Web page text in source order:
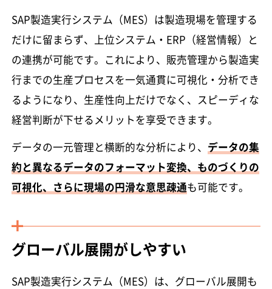
SAP製造実行システム（MES）は製造現場を管理する
だけに留まらず、上位システム・ERP（経営情報）と
の連携が可能です。これにより、販売管理から製造実
行までの生産プロセスを一気通貫に可視化・分析でき
るようになり、生産性向上だけでなく、スピーディな
経営判断が下せるメリットを享受できます。
データの一元管理と横断的な分析により、 データの集
約と異なるデータのフォーマット変換、ものづくりの
可視化、さらに現場の円滑な意思疎通も可能です。
グローバル展開がしやすい
SAP製造実行システム（MES）は、グローバル展開も